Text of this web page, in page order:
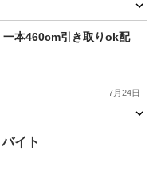
本460cm引き取りok配
7月24日
イト